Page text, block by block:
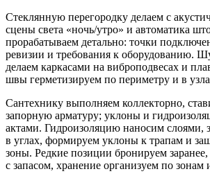
Стеклянную перегородку делаем с
сцены света «ночь/утро» и автоматика
прорабатываем детально: точки
ревизии и требования к оборудованию.
делаем каркасами на виброподвесах и
швы герметизируем по периметру и в
Сантехнику выполняем коллекторно,
запорную арматуру; уклоны и
актами. Гидроизоляцию наносим слоями,
в углах, формируем уклоны к трапам и
зоны. Редкие позиции бронируем
с запасом, хранение организуем по зонам